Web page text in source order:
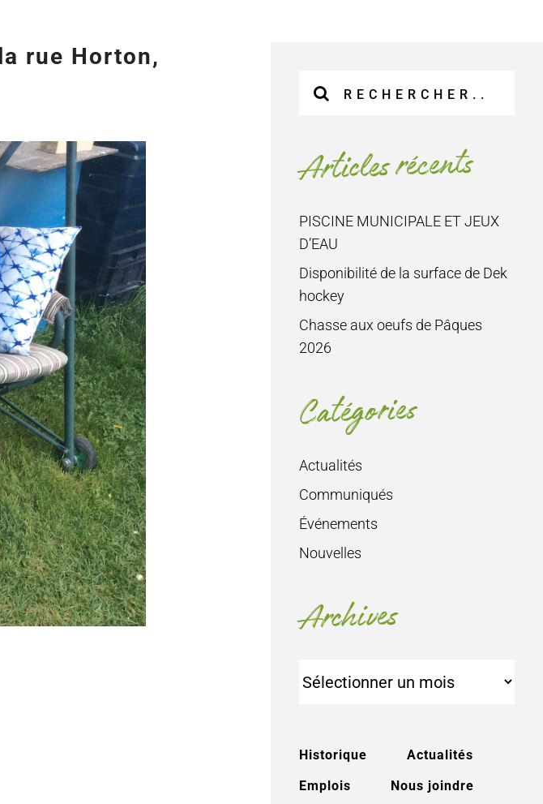
rue Horton,
sur
:Articles récents
PISCINE MUNICIPALE ET JEUX
D’EAU
Disponibilité de la surface de Dek
hockey
Chasse aux oeufs de Pâques
2026
Catégories
Actualités
Communiqués
Événements
Nouvelles
Archives
Historique
Actualités
Emplois
Nous joindre